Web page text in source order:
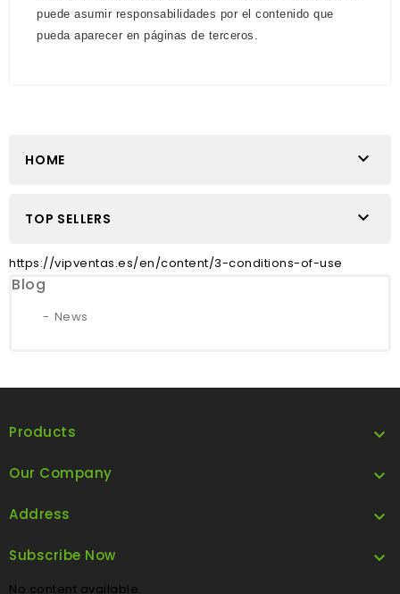
puede asumir responsabilidades por el contenido que
pueda aparecer en páginas de terceros.
HOME 
TOP SELLERS 
https://vipventas.es/en/content/3-conditions-of-use
Blog
News
Products 
Our Company 
Address 
Subscribe Now 
No content available.